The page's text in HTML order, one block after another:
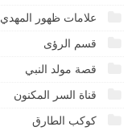
علامات ظهور المهدي
قسم الرؤى
قصة مولد النبي
قناة السر المكنون
كوكب الطارق